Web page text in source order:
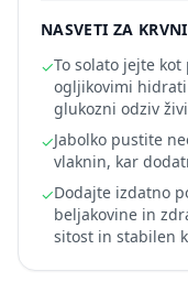
NASVETI ZA
✓To solato jejte
ogljikovimi
glukozni odziv
✓Jabolko pustite
vlaknin, kar
✓Dodajte izdatno
beljakovine in
sitost in stabilen